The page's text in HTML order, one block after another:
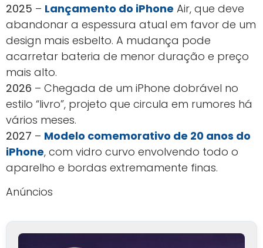
2025 – Lançamento do iPhone Air, que deve
abandonar a espessura atual em favor de um
design mais esbelto. A mudança pode
acarretar bateria de menor duração e preço
mais alto.
2026 – Chegada de um iPhone dobrável no
estilo “livro”, projeto que circula em rumores há
vários meses.
2027 – Modelo comemorativo de 20 anos do
iPhone, com vidro curvo envolvendo todo o
aparelho e bordas extremamente finas.
Anúncios